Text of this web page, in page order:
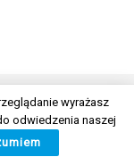
S.A. w likwidacji
wyrażasz
odwiedzenia naszej